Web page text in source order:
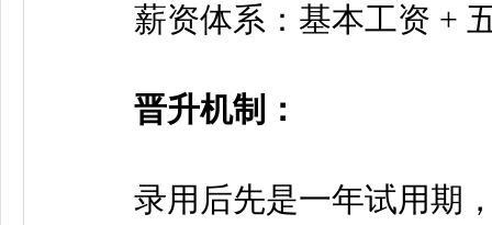
薪资体系：基本工资 + 五
晋升机制：
录用后先是一年试用期，